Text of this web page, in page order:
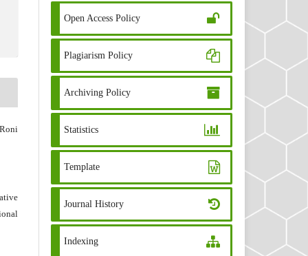
Open Access Policy
Plagiarism Policy
Archiving Policy
Statistics
Template
Journal History
Indexing